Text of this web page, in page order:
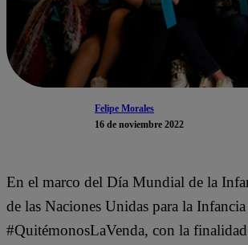
Felipe Morales
16 de noviembre 2022
En el marco del Día Mundial de la
de las Naciones Unidas para la
#QuitémonosLaVenda, con la